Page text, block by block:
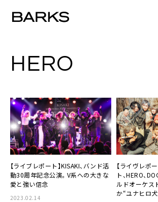
HERO
【ライブレポート】KISAKI、バンド活
動30周年記念公演。V系への大きな
愛と強い信念
2023.02.14
【ライヴレポ
ト、HERO、
ルドオーケス
か“ユナヒロ犬